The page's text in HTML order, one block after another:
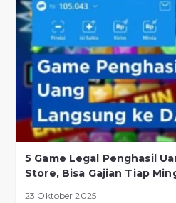
5 Game Legal Penghasil
Store, Bisa Gajian Tiap
23 Oktober 2025